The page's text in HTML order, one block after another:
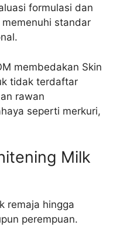
formulasi dan
standar
membedakan Skin
tidak terdaftar
rawan
seperti merkuri,
Milk
remaja hingga
perempuan.